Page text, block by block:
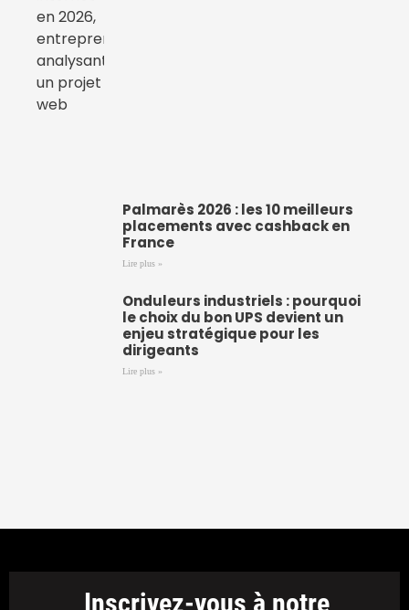
Palmarès 2026 : les 10 meilleurs
placements avec cashback en
France
Lire plus »
Onduleurs industriels : pourquoi
le choix du bon UPS devient un
enjeu stratégique pour les
dirigeants
Lire plus »